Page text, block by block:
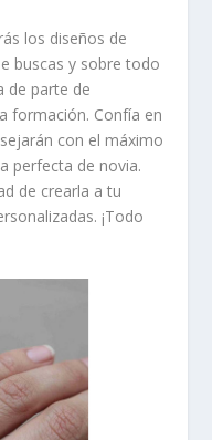
los diseños de
buscas y sobre todo
de parte de
formación. Confía en
con el máximo
perfecta de novia.
de crearla a tu
¡Todo